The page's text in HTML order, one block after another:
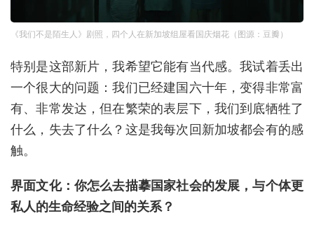
《我们不是陌生人》剧照，四个人在新加坡组屋看国庆烟花（图源：豆瓣）
特别是这部新片，我希望它能有当代感。我试着丢出
一个很大的问题：我们已经建国六十年，变得非常富
有、非常发达，但在繁荣的表层下，我们到底牺牲了
什么，失去了什么？这是我每次回新加坡都会有的感
触。
界面文化：你怎么去描摹国家社会的发展，与个体更
私人的生命经验之间的关系？